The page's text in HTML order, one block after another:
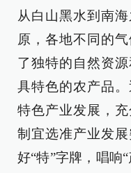
从白山黑水到南
原，各地不同的
了独特的自然资
具特色的农产品
特色产业发展，
制宜选准产业发
好“特”字牌，唱响